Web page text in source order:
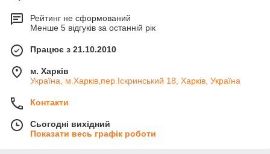
Рейтинг не сформований
Менше 5 відгуків за останній рік
Працює з 21.10.2010
м. Харків
Україна, м.Харків,пер.Іскринський 18, Харків, Україна
Контакти
Сьогодні вихідний
Показати весь графік роботи